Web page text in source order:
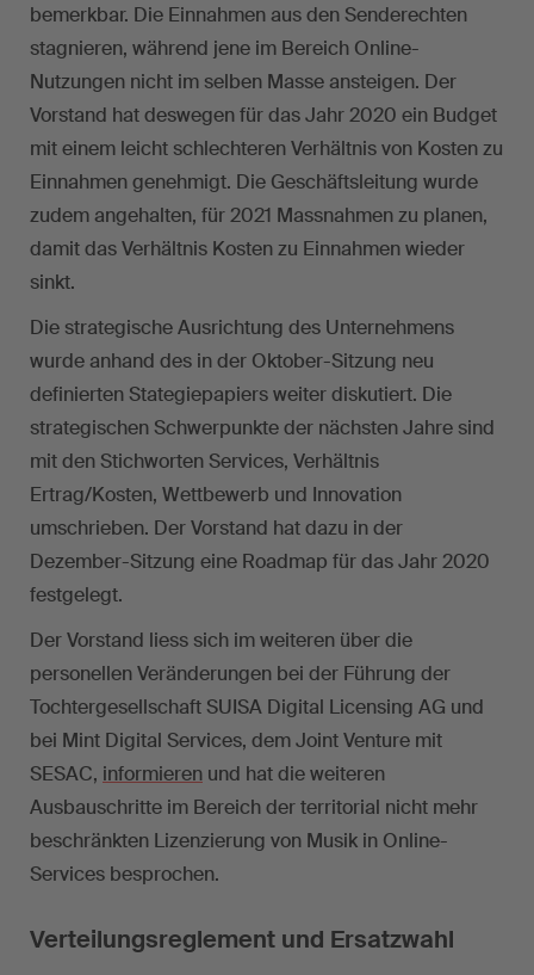
bemerkbar. Die Einnahmen aus den Senderechten
stagnieren, während jene im Bereich Online-
Nutzungen nicht im selben Masse ansteigen. Der
Vorstand hat deswegen für das Jahr 2020 ein Budget
mit einem leicht schlechteren Verhältnis von Kosten zu
Einnahmen genehmigt. Die Geschäftsleitung wurde
zudem angehalten, für 2021 Massnahmen zu planen,
damit das Verhältnis Kosten zu Einnahmen wieder
sinkt.
Die strategische Ausrichtung des Unternehmens
wurde anhand des in der Oktober-Sitzung neu
definierten Stategiepapiers weiter diskutiert. Die
strategischen Schwerpunkte der nächsten Jahre sind
mit den Stichworten Services, Verhältnis
Ertrag/Kosten, Wettbewerb und Innovation
umschrieben. Der Vorstand hat dazu in der
Dezember-Sitzung eine Roadmap für das Jahr 2020
festgelegt.
Der Vorstand liess sich im weiteren über die
personellen Veränderungen bei der Führung der
Tochtergesellschaft SUISA Digital Licensing AG und
bei Mint Digital Services, dem Joint Venture mit
SESAC, informieren und hat die weiteren
Ausbauschritte im Bereich der territorial nicht mehr
beschränkten Lizenzierung von Musik in Online-
Services besprochen.
Verteilungsreglement und Ersatzwahl